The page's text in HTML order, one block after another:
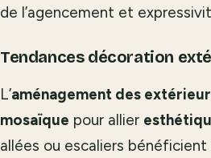
de l’agencement et
Tendances décoration
L’aménagement des
mosaïque pour allier
allées ou escaliers